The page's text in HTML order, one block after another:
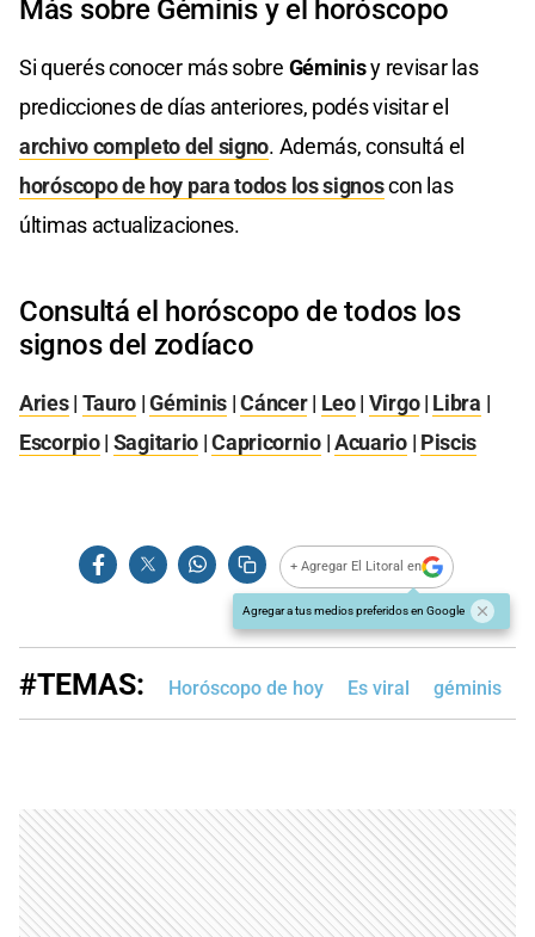
Más sobre Géminis y el horóscopo
Si querés conocer más sobre Géminisy revisar las
predicciones de días anteriores, podés visitar el
archivo completo del signo. Además, consultá el
horóscopo de hoy para todos los signoscon las
últimas actualizaciones.
Consultá el horóscopo de todos los
signos del zodíaco
Aries| Tauro |Géminis |Cáncer| Leo| Virgo| Libra |
Escorpio| Sagitario |Capricornio|Acuario| Piscis
+ Agregar El Litoral en
Agregar a tus medios preferidos en Google
#TEMAS: Horóscopo de hoy Es viral géminis